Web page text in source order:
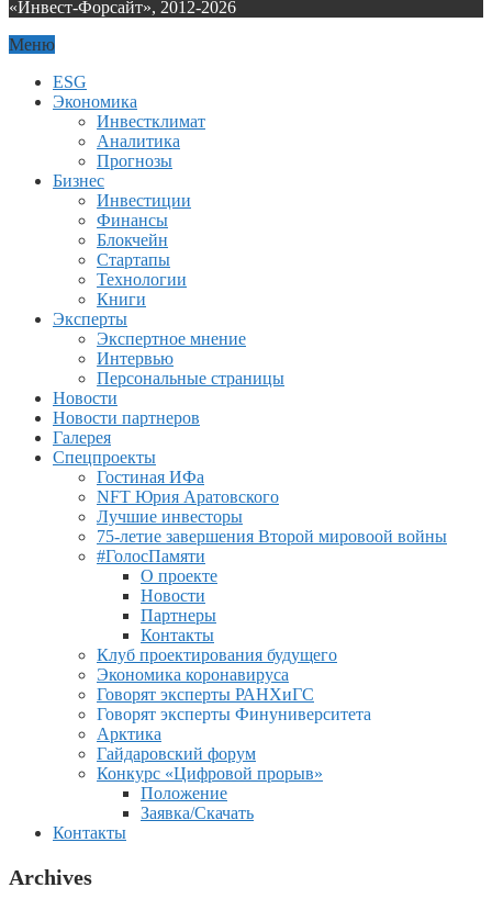
«Инвест-Форсайт», 2012-2026
Меню
ESG
Экономика
Инвестклимат
Аналитика
Прогнозы
Бизнес
Инвестиции
Финансы
Блокчейн
Стартапы
Технологии
Книги
Эксперты
Экспертное мнение
Интервью
Персональные страницы
Новости
Новости партнеров
Галерея
Спецпроекты
Гостиная ИФа
NFT Юрия Аратовского
Лучшие инвесторы
75-летие завершения Второй мировоой войны
#ГолосПамяти
О проекте
Новости
Партнеры
Контакты
Клуб проектирования будущего
Экономика коронавируса
Говорят эксперты РАНХиГС
Говорят эксперты Финуниверситета
Арктика
Гайдаровский форум
Конкурс «Цифровой прорыв»
Положение
Заявка/Скачать
Контакты
Archives